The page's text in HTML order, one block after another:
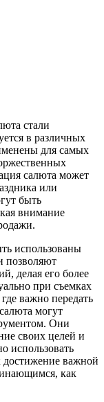
стали
в различных
для самых
салюта может
или
быть
внимание
использованы
позволяют
делая его более
при съемках
важно передать
могут
Они
своих целей и
использовать
достижение важной
как